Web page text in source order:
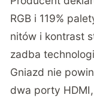
RGB i 119%
nitów i kontrast
zadba
Gniazd nie
dwa porty